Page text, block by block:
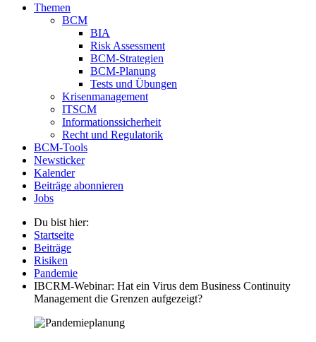
Themen
BCM
BIA
Risk Assessment
BCM-Strategien
BCM-Planung
Tests und Übungen
Krisenmanagement
ITSCM
Informationssicherheit
Recht und Regulatorik
BCM-Tools
Newsticker
Kalender
Beiträge abonnieren
Jobs
Du bist hier:
Startseite
Beiträge
Risiken
Pandemie
IBCRM-Webinar: Hat ein Virus dem Business Continuity
Management die Grenzen aufgezeigt?